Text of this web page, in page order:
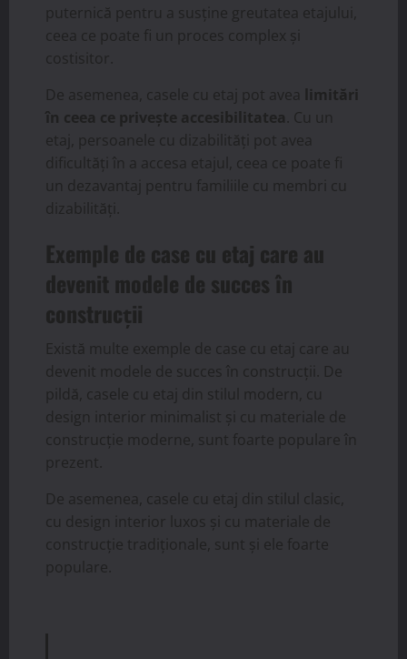
puternică pentru a susține greutatea etajului,
ceea ce poate fi un proces complex și
costisitor.
De asemenea, casele cu etaj pot avea limitări
în ceea ce privește accesibilitatea . Cu un
etaj, persoanele cu dizabilități pot avea
dificultăți în a accesa etajul, ceea ce poate fi
un dezavantaj pentru familiile cu membri cu
dizabilități.
Exemple de case cu etaj care au
devenit modele de succes în
construcții
Există multe exemple de case cu etaj care au
devenit modele de succes în construcții. De
pildă, casele cu etaj din stilul modern, cu
design interior minimalist și cu materiale de
construcție moderne, sunt foarte populare în
prezent.
De asemenea, casele cu etaj din stilul clasic,
cu design interior luxos și cu materiale de
construcție tradiționale, sunt și ele foarte
populare.